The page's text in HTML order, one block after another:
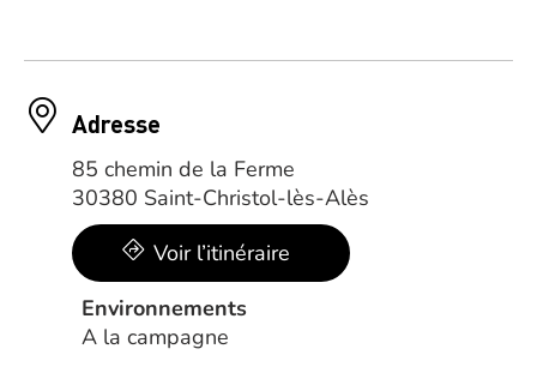
Adresse
85 chemin de la Ferme
30380 Saint-Christol-lès-Alès
Voir l’itinéraire
Environnements
A la campagne